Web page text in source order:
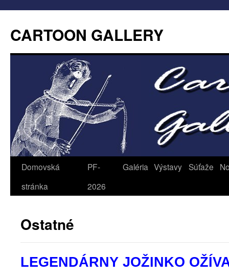
CARTOON GALLERY
Domovská
stránka
PF-
2026
Galéria Výstavy Súťaže
Ostatné
LEGENDÁRNY JOŽINKO